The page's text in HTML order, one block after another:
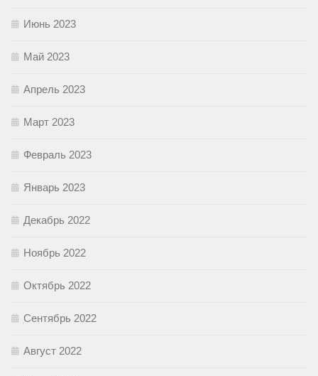
Июнь 2023
Май 2023
Апрель 2023
Март 2023
Февраль 2023
Январь 2023
Декабрь 2022
Ноябрь 2022
Октябрь 2022
Сентябрь 2022
Август 2022